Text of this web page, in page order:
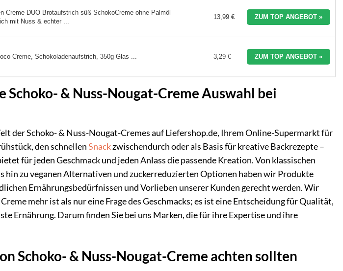
Creme DUO Brotaufstrich süß SchokoCreme ohne Palmöl
mit Nuss & echter ...
13,99 € ZUM TOP ANGEBOT »
Creme, Schokoladenaufstrich, 350g Glas ... 3,29 € ZUM TOP ANGEBOT »
Schoko- & Nuss-Nougat-Creme Auswahl bei
der Schoko- & Nuss-Nougat-Cremes auf Liefershop.de, Ihrem Online-Supermarkt für
den schnellenSnackzwischendurch oder als Basis für kreative Backrezepte –
für jeden Geschmack und jeden Anlass die passende Kreation. Von klassischen
hin zu veganen Alternativen und zuckerreduzierten Optionen haben wir Produkte
Ernährungsbedürfnissen und Vorlieben unserer Kunden gerecht werden. Wir
mehr ist als nur eine Frage des Geschmacks; es ist eine Entscheidung für Qualität,
Ernährung. Darum finden Sie bei uns Marken, die für ihre Expertise und ihre
Schoko- & Nuss-Nougat-Creme achten sollten